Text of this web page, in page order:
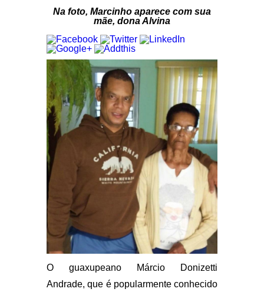
Na foto, Marcinho aparece com sua
mãe, dona Alvina
O guaxupeano Márcio Donizetti
Andrade, que é popularmente conhecido